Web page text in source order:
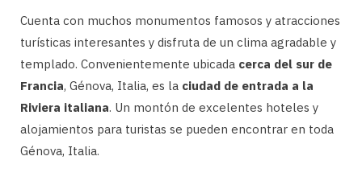
Cuenta con muchos monumentos famosos y atracciones
turísticas interesantes y disfruta de un clima agradable y
templado. Convenientemente ubicada cerca del sur de
Francia, Génova, Italia, es la ciudad de entrada a la
Riviera italiana. Un montón de excelentes hoteles y
alojamientos para turistas se pueden encontrar en toda
Génova, Italia.